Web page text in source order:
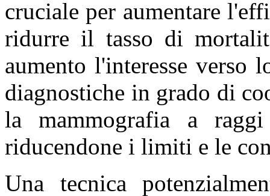
cruciale per aumentare
ridurre il tasso di
aumento l'interesse verso
diagnostiche in grado di
la mammografia a
riducendone i limiti e le
Una tecnica